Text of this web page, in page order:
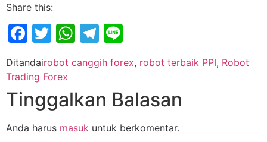
Share this:
Facebook
Twitter
WhatsApp
Telegram
Ditandairobot canggih forex, robot terbaik PPI, Robot
Trading Forex
Tinggalkan Balasan
Anda harus masuk untuk berkomentar.